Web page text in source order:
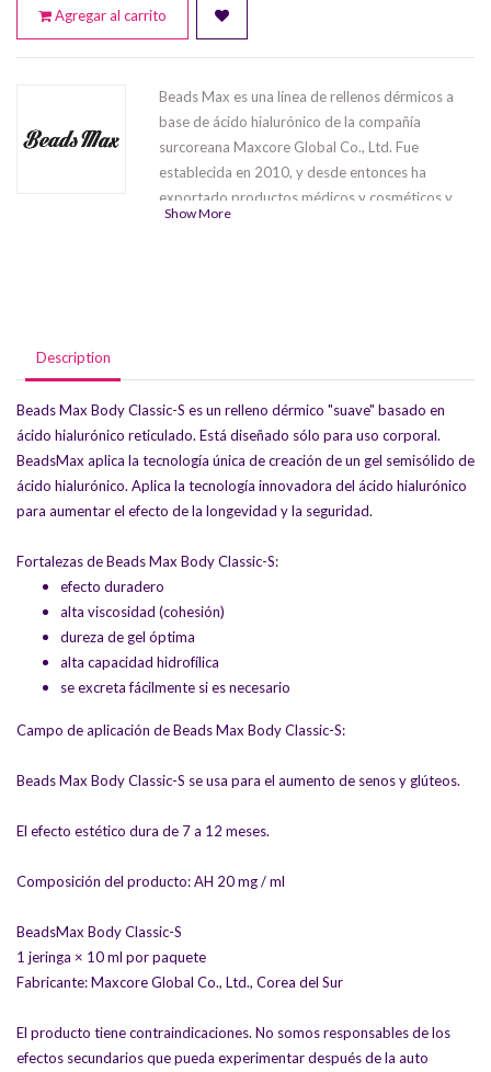
Agregar al carrito
Beads Max es una línea de rellenos dérmicos a
base de ácido hialurónico de la compañía
surcoreana Maxcore Global Co., Ltd. Fue
establecida en 2010, y desde entonces ha
exportado productos médicos y cosméticos y
dispositivos médicos a Japón, China, Taiwán y
Show More
Description
Beads Max Body Classic-S es un relleno dérmico "suave" basado en
ácido hialurónico reticulado. Está diseñado sólo para uso corporal.
BeadsMax aplica la tecnología única de creación de un gel semisólido de
ácido hialurónico. Aplica la tecnología innovadora del ácido hialurónico
para aumentar el efecto de la longevidad y la seguridad.
Fortalezas de Beads Max Body Classic-S:
efecto duradero
alta viscosidad (cohesión)
dureza de gel óptima
alta capacidad hidrofílica
se excreta fácilmente si es necesario
Campo de aplicación de Beads Max Body Classic-S:
Beads Max Body Classic-S se usa para el aumento de senos y glúteos.
El efecto estético dura de 7 a 12 meses.
Composición del producto: AH 20 mg / ml
BeadsMax Body Classic-S
1 jeringa × 10 ml por paquete
Fabricante: Maxcore Global Co., Ltd., Corea del Sur
El producto tiene contraindicaciones. No somos responsables de los
efectos secundarios que pueda experimentar después de la auto